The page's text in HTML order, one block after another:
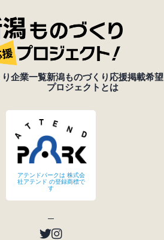
企業一覧新潟ものづくり応援
プロジェクトとは
掲載希望
アテンドパークは 株式会
社アテンド の登録商標で
す